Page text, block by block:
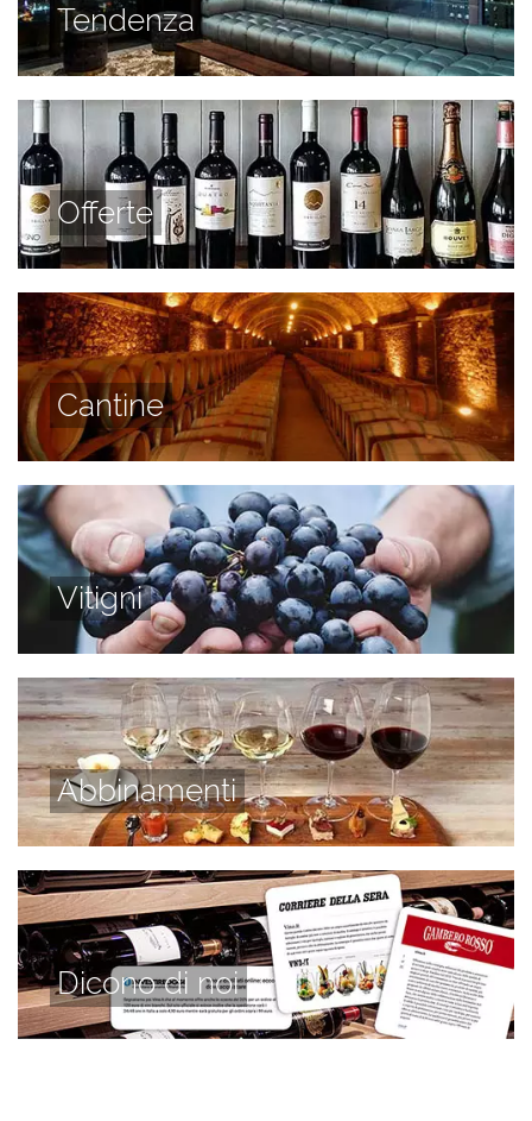
Tendenza
Offerte
Cantine
Vitigni
Abbinamenti
Dicono di noi